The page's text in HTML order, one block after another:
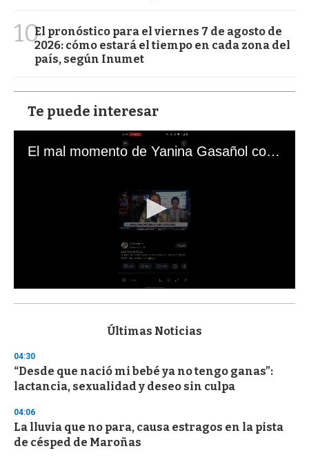
10El pronóstico para el viernes 7 de agosto de
2026: cómo estará el tiempo en cada zona del
país, según Inumet
Te puede interesar
El mal momento de Yanina Gasañol con un hincha argentino en "Subrayado"
s
d
s
o
f
3
s
e
c
Últimas Noticias
04:30
“Desde que nació mi bebé ya no tengo ganas”:
lactancia, sexualidad y deseo sin culpa
04:06
La lluvia que no para, causa estragos en la pista
de césped de Maroñas